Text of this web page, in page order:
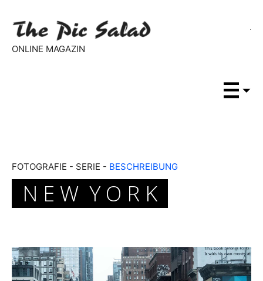
ONLINE MAGAZIN
FOTOGRAFIE - SERIE - BESCHREIBUNG
N E W Y O R K